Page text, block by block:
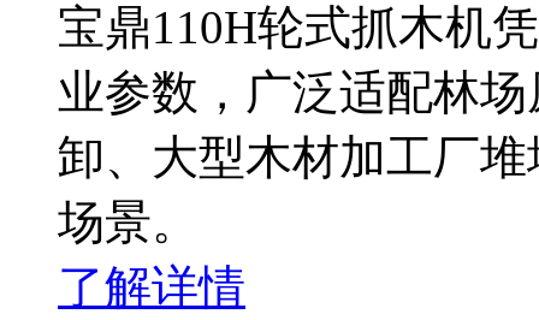
宝鼎110H轮式抓木机
业参数，广泛适配林
卸、大型木材加工厂
场景。
了解详情